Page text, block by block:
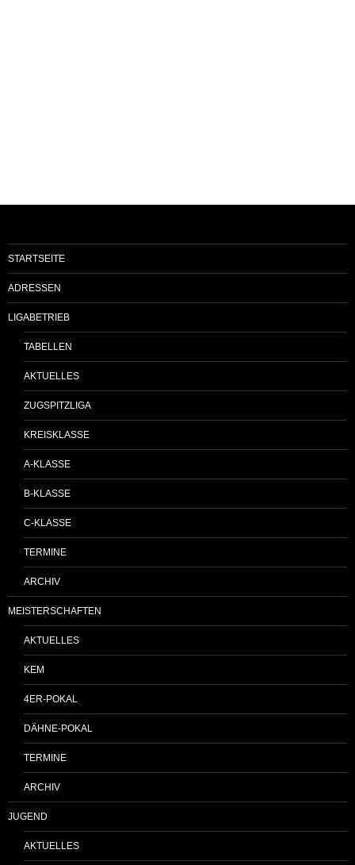
STARTSEITE
ADRESSEN
LIGABETRIEB
TABELLEN
AKTUELLES
ZUGSPITZLIGA
KREISKLASSE
A-KLASSE
B-KLASSE
C-KLASSE
TERMINE
ARCHIV
MEISTERSCHAFTEN
AKTUELLES
KEM
4ER-POKAL
DÄHNE-POKAL
TERMINE
ARCHIV
JUGEND
AKTUELLES